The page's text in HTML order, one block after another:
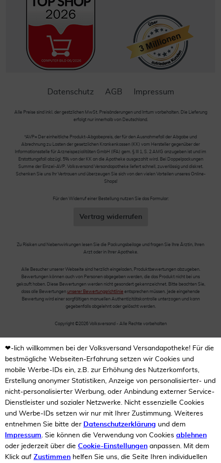
Datenschutz AGB Impressum
Alle Preise sind inkl. der gestzlichen MwSt. Preisänderungen und Irrtum vorbehalten. Die Lieferung
erfolgt nur innerhalb von Deutschland.
*AVP= Der einheitliche Produkt-Abgabepreis, der für den Ausnahmefall der Abgabe und
Abrechnung zu Lasten der gesetzlichen Krankenkassen (KK) vom Hersteller gegenüber der
Informationsstelle für Arzneispezialitäten GmbH (IFA) gem. § III 1, S. 2 AMG anzugeben ist und im
Erstattungsfall abzügl. 5% von der KK an die Apotheke ausgezahlt wird. Bei Doppelpackungen
Summe der Einzel-AVP. Volksversand Versandapotheke liefert schnell, zuverlässig und diskret.
Schenken Sie uns Ihr Vertrauen und überzeugen Sie sich von den vielen Vorteilen unseres Online-
Shops!
Für den Widerruf einer Bestellung nutzen Sie das Formular:
Vertrag widerrufen
Zu Risiken und Nebenwirkungen lesen Sie die Packungsbeilage und fragen Sie Ihre Ärztin, Ihren
Arzt oder in Ihrer Apotheke.
Alle Besucher unserer Webseite sind herzlich eingeladen, Produktbewertungen abzugeben.
Bewertungen können auch von Personen abgegeben werden, die das Produkt nicht bei uns
gekauft haben. Diese Bewertungen werden nicht gesondert gekennzeichnet. Bitte beachten Sie,
dass alle Bewertungen unserer Bewertungsrichtlinie entsprechen müssen. Jede eingehende
Bewertung wird einer sorgfältigen manuellen Authentizitätskontrolle unterzogen und kann
gegebenfalls abgelehnt oder gelöscht werden.
Copyright ©2026 Volksversand - Alle Rechte vorbehalten
❤-lich willkommen bei der Volksversand Versandapotheke! Für die
bestmögliche Webseiten-Erfahrung setzen wir Cookies und
mobile Werbe-IDs ein, z.B. zur Erhöhung des Nutzerkomforts,
Erstellung anonymer Statistiken, Anzeige von personalisierter- und
nicht-personalisierter Werbung, oder Anbindung externer Service-
Dienstleister und sozialer Netzwerke. Nicht essenzielle Cookies
und Werbe-IDs setzen wir nur mit Ihrer Zustimmung. Weiteres
entnehmen Sie bitte der Datenschutzerklärung und dem
Impressum. Sie können die Verwendung von Cookies ablehnen
oder jederzeit über die Cookie-Einstellungen anpassen. Mit dem
Klick auf Zustimmen helfen Sie uns, die Seite Ihren individuellen